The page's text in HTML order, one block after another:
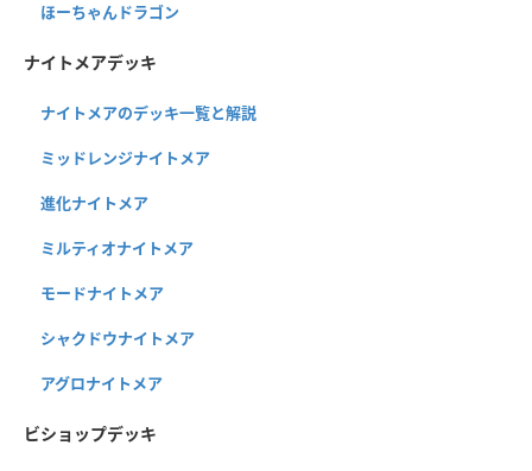
ほーちゃんドラゴン
ナイトメアデッキ
ナイトメアのデッキ一覧と解説
ミッドレンジナイトメア
進化ナイトメア
ミルティオナイトメア
モードナイトメア
シャクドウナイトメア
アグロナイトメア
ビショップデッキ